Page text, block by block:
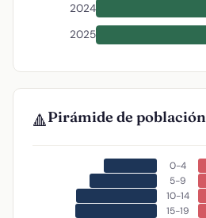
2024
2025
🔺Pirámide de población
0-4
5-9
10-14
15-19